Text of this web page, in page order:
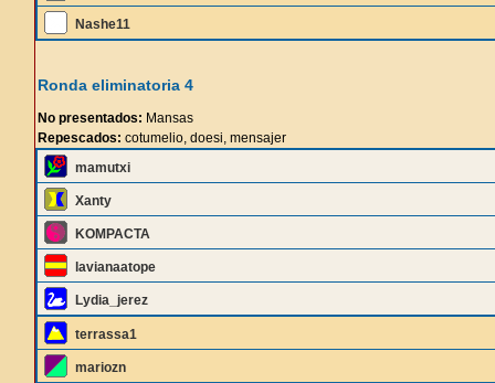
Nashe11
Ronda eliminatoria 4
No presentados: Mansas
Repescados: cotumelio, doesi, mensajer
mamutxi
Xanty
KOMPACTA
lavianaatope
Lydia_jerez
terrassa1
mariozn